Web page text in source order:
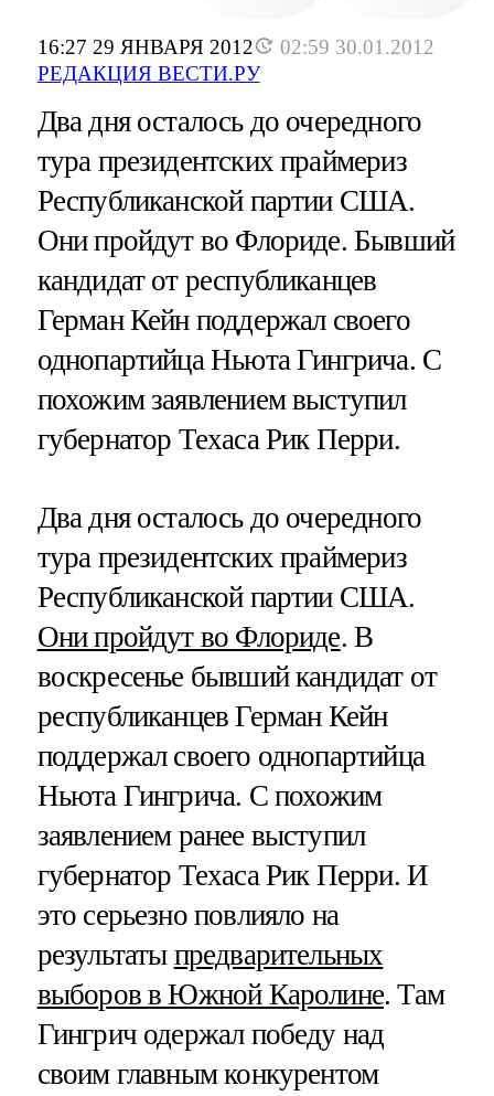
16:27 29 ЯНВАРЯ 2012
02:59 30.01.2012
РЕДАКЦИЯ ВЕСТИ.РУ
Два дня осталось до очередного
тура президентских праймериз
Республиканской партии США.
Они пройдут во Флориде. Бывший
кандидат от республиканцев
Герман Кейн поддержал своего
однопартийца Ньюта Гингрича. С
похожим заявлением выступил
губернатор Техаса Рик Перри.
Два дня осталось до очередного
тура президентских праймериз
Республиканской партии США.
Они пройдут во Флориде. В
воскресенье бывший кандидат от
республиканцев Герман Кейн
поддержал своего однопартийца
Ньюта Гингрича. С похожим
заявлением ранее выступил
губернатор Техаса Рик Перри. И
это серьезно повлияло на
результаты предварительных
выборов в Южной Каролине. Там
Гингрич одержал победу над
своим главным конкурентом